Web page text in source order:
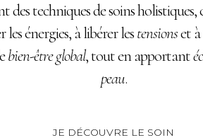
des techniques de soins holistiques,
les énergies, à libérer lestensionset à
bien-être global, tout en apportant
peau.
JE DÉCOUVRE LE SOIN